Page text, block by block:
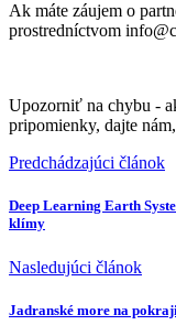
Ak máte záujem o
prostredníctvom
Upozorniť na chybu -
pripomienky, dajte
Predchádzajúci článok
Deep Learning Earth
klímy
Nasledujúci článok
Jadranské more na